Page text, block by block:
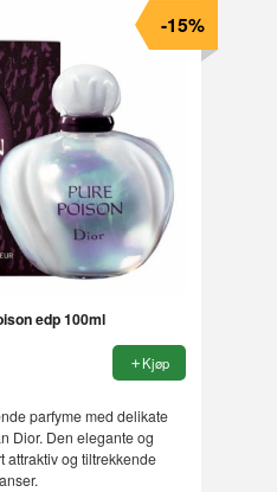
edp 100ml
-15%
Kjøp
parfyme med delikate
Dior. Den elegante og
og tiltrekkende